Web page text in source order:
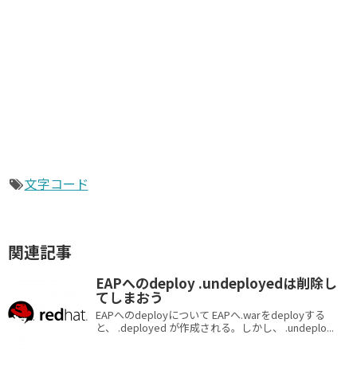
文字コード
関連記事
EAPへのdeploy .undeployedは削除し
てしまおう
EAPへのdeployについて EAPへ.warをdeployする
と、 .deployed が作成される。しかし、 .undeplo...